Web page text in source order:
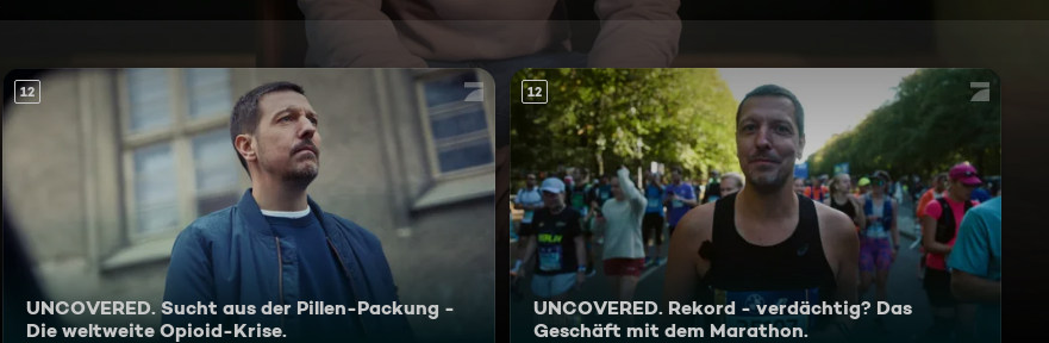
12
UNCOVERED. Sucht aus der Pillen-Packung -
Die weltweite Opioid-Krise.
12
UNCOVERED. Rekord - verdächtig? Das
Geschäft mit dem Marathon.